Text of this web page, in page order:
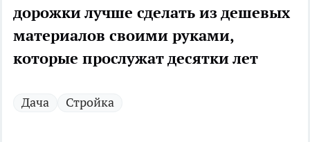
дорожки лучше сделать из дешевых
материалов своими руками,
которые прослужат десятки лет
Дача Стройка